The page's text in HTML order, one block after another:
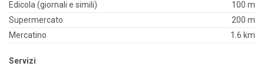
Edicola (giornali e simili)
100 m
Supermercato
200 m
Mercatino
1.6 km
Servizi